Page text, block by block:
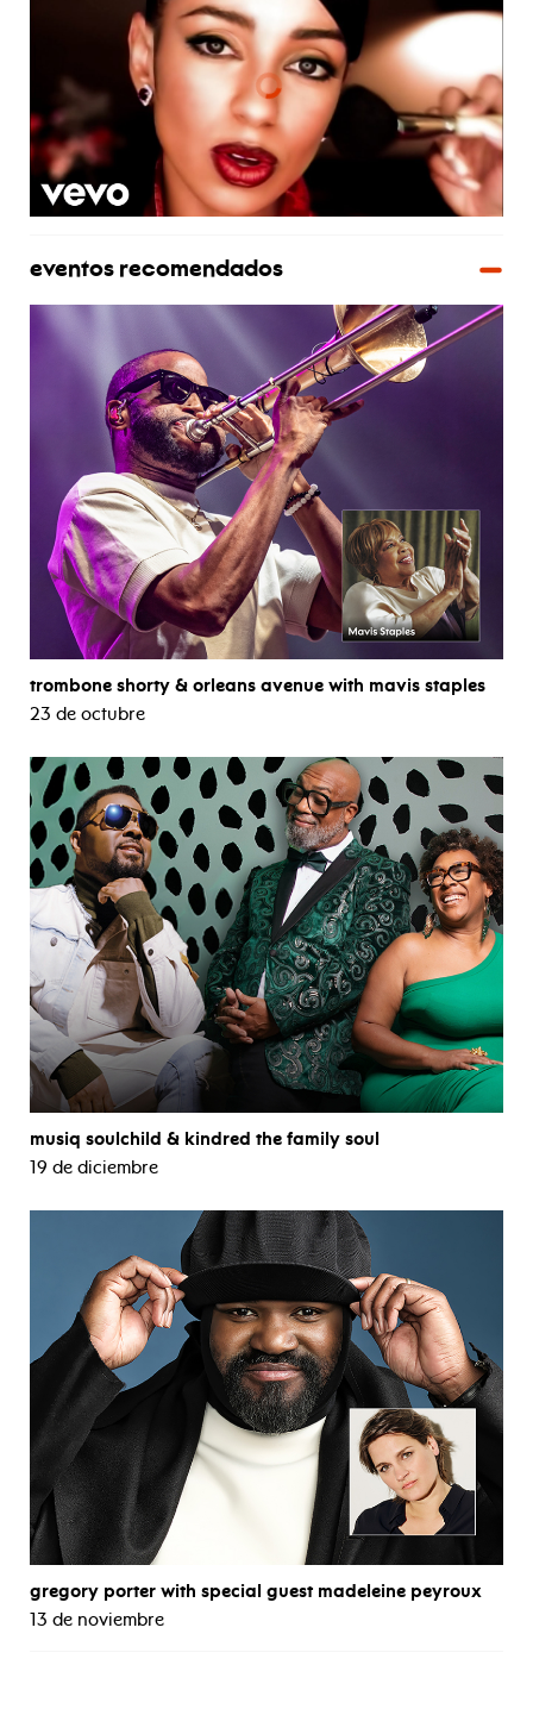
eventos recomendados
trombone shorty & orleans avenue with mavis staples
23 de octubre
musiq soulchild & kindred the family soul
19 de diciembre
gregory porter with special guest madeleine peyroux
13 de noviembre